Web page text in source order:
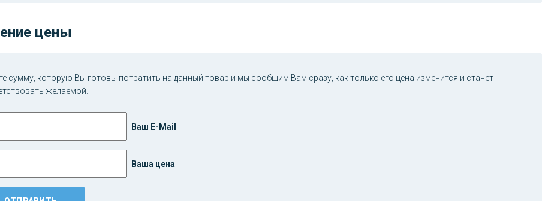
цены
сумму, которую Вы готовы потратить на данный товар и мы сообщим Вам сразу, как только его цена изменится и станет
желаемой.
Ваш E-Mail
Ваша цена